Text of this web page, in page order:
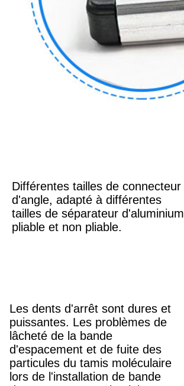
Différentes tailles de connecteur
d'angle, adapté à différentes
tailles de séparateur d'aluminium
pliable et non pliable.
Les dents d'arrêt sont dures et
puissantes. Les problèmes de
lâcheté de la bande
d'espacement et de fuite des
particules du tamis moléculaire
lors de l'installation de bande